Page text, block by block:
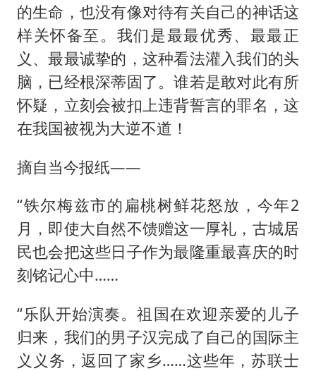
的生命，也没有像对待有关自己的神话这
样关怀备至。我们是最最优秀、最最正
义、最最诚挚的，这种看法灌入我们的头
脑，已经根深蒂固了。谁若是敢对此有所
怀疑，立刻会被扣上违背誓言的罪名，这
在我国被视为大逆不道！
摘自当今报纸——
“铁尔梅兹市的扁桃树鲜花怒放，今年2
月，即使大自然不馈赠这一厚礼，古城居
民也会把这些日子作为最隆重最喜庆的时
刻铭记心中……
“乐队开始演奏。祖国在欢迎亲爱的儿子
归来，我们的男子汉完成了自己的国际主
义义务，返回了家乡……这些年，苏联士